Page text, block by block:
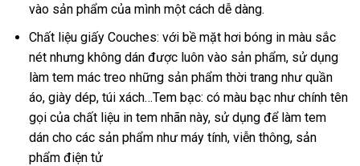
vào sản phẩm của mình một cách dễ dàng.
Chất liệu giấy Couches: với bề mặt hơi bóng in màu sắc
nét nhưng không dán được luôn vào sản phẩm, sử dụng
làm tem mác treo những sản phẩm thời trang như quần
áo, giày dép, túi xách…Tem bạc: có màu bạc như chính tên
gọi của chất liệu in tem nhãn này, sử dụng để làm tem
dán cho các sản phẩm như máy tính, viễn thông, sản
phẩm điện tử